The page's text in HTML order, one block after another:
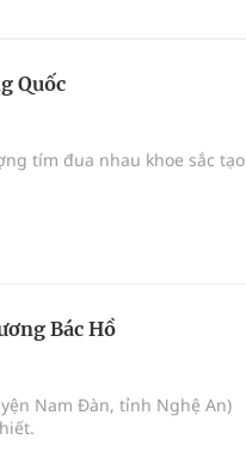
Quốc
tím đua nhau khoe sắc tạo
Bác Hồ
Nam Đàn, tỉnh Nghệ An)